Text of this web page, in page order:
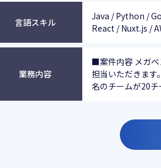
言語スキル
Java / Python /
React / Nuxt.js /
業務内容
■案件内容 メガベ
担当いただきます
名のチームが20チ